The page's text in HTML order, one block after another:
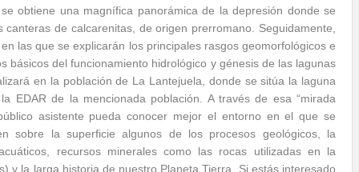
obtiene una magnífica panorámica de la depresión donde se
de calcarenitas, de origen prerromano. Seguidamente,
las que se explicarán los principales rasgos geomorfológicos e
básicos del funcionamiento hidrológico y génesis de las lagunas
en la población de La Lantejuela, donde se sitúa la laguna
EDAR de la mencionada población. A través de esa “mirada
asistente pueda conocer mejor el entorno en el que se
sobre la superficie algunos de los procesos geológicos, la
recursos minerales como las rocas utilizadas en la
y la larga historia de nuestro Planeta Tierra. Si estás interesado